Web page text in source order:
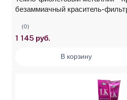
безаммиачный краситель-
(0)
1 145 руб.
В корзину